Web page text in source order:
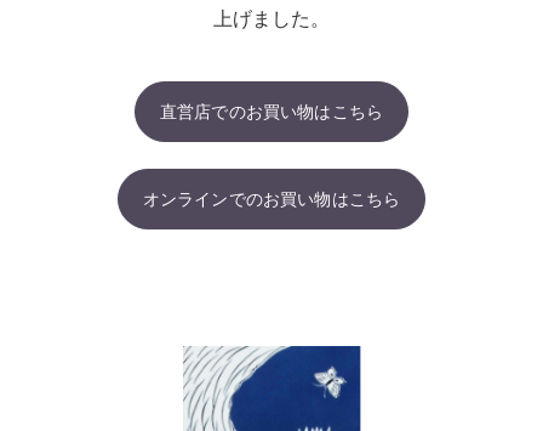
上げました。
直営店でのお買い物はこちら
オンラインでのお買い物はこちら